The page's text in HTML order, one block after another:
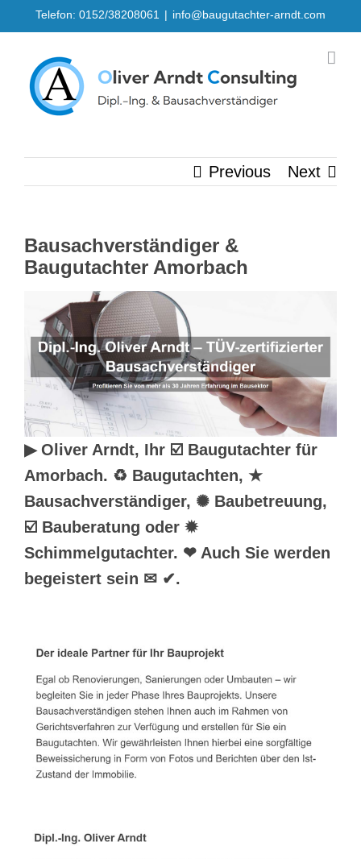
to
content
Telefon: 0152/38208061 | info@baugutachter-arndt.com
Previous Next
Bausachverständiger &
Baugutachter Amorbach
▶︎ Oliver Arndt, Ihr ☑️ Baugutachter für
Amorbach. ♻ Baugutachten, ★
Bausachverständiger, ✺ Baubetreuung,
☑️ Bauberatung oder ✹
Schimmelgutachter. ❤ Auch Sie werden
begeistert sein ✉ ✔.